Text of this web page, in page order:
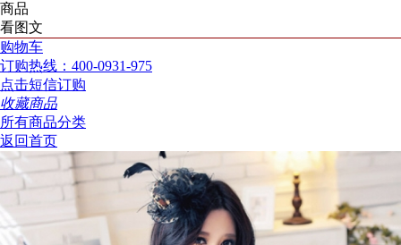
商品
看图文
购物车
订购热线：400-0931-975
点击短信订购
收藏商品
所有商品分类
返回首页